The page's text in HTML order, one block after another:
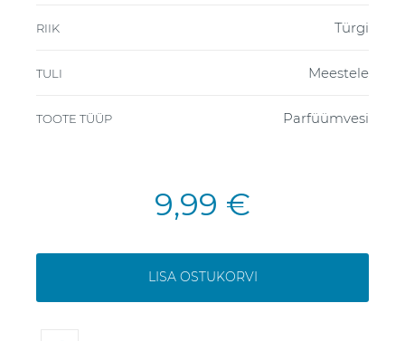
RIIK Türgi
TULI Meestele
TOOTE TÜÜP Parfüümvesi
9,99 €
LISA OSTUKORVI